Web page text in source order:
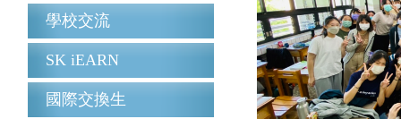
學校交流
SK iEARN
國際交換生